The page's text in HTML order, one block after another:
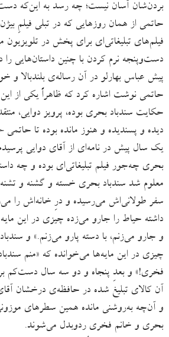
بردن‌شان آسان نیست؛ چه رسد به این‌که
حاتمی از همان روزهایی که در تبلی فیلمِ
فیلم‌های تبلیغاتی‌ای برای‌ پخش در
دست‌وپنجه نرم کردن با چنین داستان‌هایی را
پیش عباس بهارلو در آن رساله‌ی بلندبالا و
حاتمی نوشت اشاره کرد که ظاهراً یکی از این
حکایت سندباد بحری بوده، پرویز دوایی،
دیده و پسندیده و هنوز مانده بوده تا حاتمی
یک سال پیش در نامه‌ای از آقای دوایی
بحری چه‌جور فیلم تبلیغاتی‌ای بوده و چه
معلوم شد سندباد بحری خسته و گشنه و تشنه
سفر طولانی‌اش می‌رسیده و درِ خانه‌اش را
داشته حیاط را جارو می‌زده چیزی در این
و جارو می‌زنم، با دسته پارو می‌زنم.» و
چیزی در این مایه‌ها می‌خوانده که «منم
فخری!» و بعدِ پنجاه و دو سه سال دست‌کم
آن کالای تبلیغ شده در حافظه‌ی درخشان
و آن‌چه به‌روشنی مانده همین سطرهای
بحری و خانم فخری ردوبدل می‌شوند.